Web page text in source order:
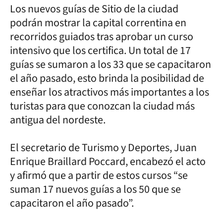
Los nuevos guías de Sitio de la ciudad
podrán mostrar la capital correntina en
recorridos guiados tras aprobar un curso
intensivo que los certifica. Un total de 17
guías se sumaron a los 33 que se capacitaron
el año pasado, esto brinda la posibilidad de
enseñar los atractivos más importantes a los
turistas para que conozcan la ciudad más
antigua del nordeste.
El secretario de Turismo y Deportes, Juan
Enrique Braillard Poccard, encabezó el acto
y afirmó que a partir de estos cursos “se
suman 17 nuevos guías a los 50 que se
capacitaron el año pasado”.